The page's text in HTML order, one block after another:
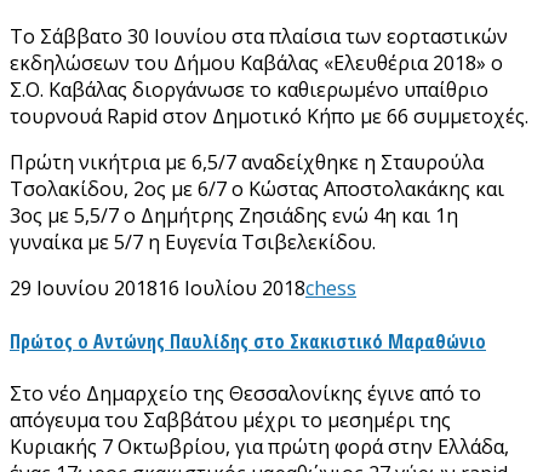
Το Σάββατο 30 Ιουνίου στα πλαίσια των εορταστικών
εκδηλώσεων του Δήμου Καβάλας «Ελευθέρια 2018» ο
Σ.Ο. Καβάλας διοργάνωσε το καθιερωμένο υπαίθριο
τουρνουά Rapid στον Δημοτικό Κήπο με 66 συμμετοχές.
Πρώτη νικήτρια με 6,5/7 αναδείχθηκε η Σταυρούλα
Τσολακίδου, 2ος με 6/7 ο Κώστας Αποστολακάκης και
3ος με 5,5/7 ο Δημήτρης Ζησιάδης ενώ 4η και 1η
γυναίκα με 5/7 η Ευγενία Τσιβελεκίδου.
29 Ιουνίου 201816 Ιουλίου 2018chess
Πρώτος ο Αντώνης Παυλίδης στο Σκακιστικό Μαραθώνιο
Στο νέο Δημαρχείο της Θεσσαλονίκης έγινε από το
απόγευμα του Σαββάτου μέχρι το μεσημέρι της
Κυριακής 7 Οκτωβρίου, για πρώτη φορά στην Ελλάδα,